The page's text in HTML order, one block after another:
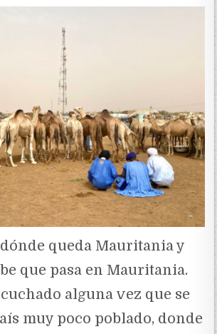
dónde queda Mauritania y
que pasa en Mauritania.
alguna vez que se
muy poco poblado, donde